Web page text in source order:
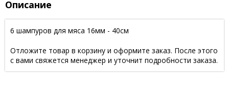
Описание
6 шампуров для мяса 16мм - 40см
Отложите товар в корзину и оформите заказ. После этого
с вами свяжется менеджер и уточнит подробности заказа.